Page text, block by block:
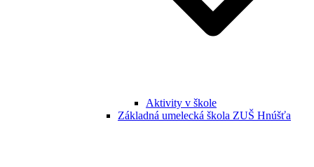
Aktivity v škole
Základná umelecká škola ZUŠ Hnúšťa